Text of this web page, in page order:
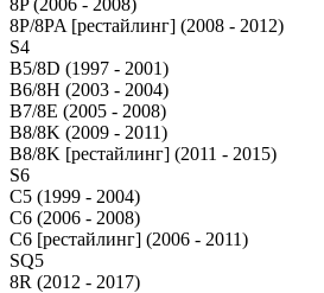
8P (2006 - 2008)
8P/8PA [рестайлинг] (2008 - 2012)
S4
B5/8D (1997 - 2001)
B6/8H (2003 - 2004)
B7/8E (2005 - 2008)
B8/8K (2009 - 2011)
B8/8K [рестайлинг] (2011 - 2015)
S6
C5 (1999 - 2004)
C6 (2006 - 2008)
C6 [рестайлинг] (2006 - 2011)
SQ5
8R (2012 - 2017)